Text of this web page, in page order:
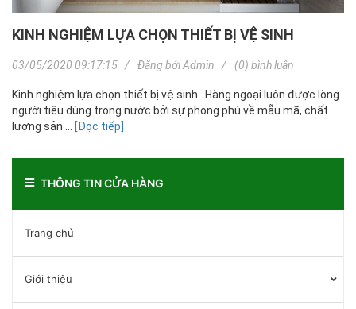
THÔNG TIN CỬA HÀNG
Trang chủ
Giới thiệu
KINH NGHIỆM LỰA CHỌN THIẾT BỊ VỆ SINH
03/05/2020 09:17:15 Đăng bởiAdmin (0) bình luận
Kinh nghiệm lựa chọn thiết bị vệ sinh Hàng ngoại luôn được lòng
người tiêu dùng trong nước bởi sự phong phú về mẫu mã, chất
lượng sản ... [Đọc tiếp]